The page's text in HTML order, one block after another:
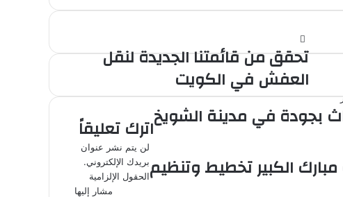
تحقق من قائمتنا الجديدة لنقل
العفش في الكويت
بجودة في مدينة الشويخ
الكبير تخطيط وتنظيم
اترك تعليقاً
لن يتم نشر عنوان
بريدك الإلكتروني.
الحقول الإلزامية
مشار إليها